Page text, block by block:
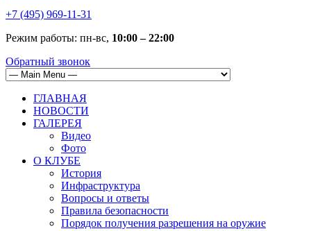
+7 (495) 969-11-31
Режим работы: пн-вс, 10:00 – 22:00
Обратный звонок
ГЛАВНАЯ
НОВОСТИ
ГАЛЕРЕЯ
Видео
Фото
О КЛУБЕ
История
Инфраструктура
Вопросы и ответы
Правила безопасности
Порядок получения разрешения на оружие